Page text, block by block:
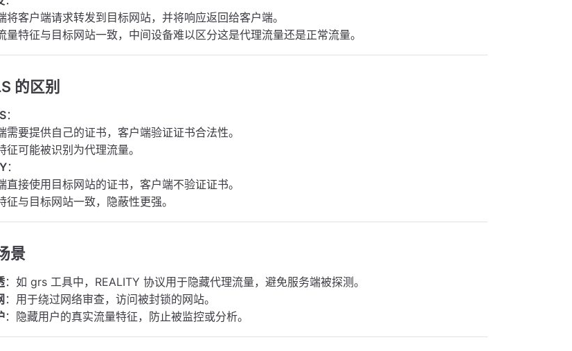
将客户端请求转发到目标网站，并将响应返回给客户端。
量特征与目标网站一致，中间设备难以区分这是代理流量还是正常流量。
的区别
：
需要提供自己的证书，客户端验证证书合法性。
征可能被识别为代理流量。
：
直接使用目标网站的证书，客户端不验证证书。
征与目标网站一致，隐蔽性更强。
景
：如 grs 工具中，REALITY 协议用于隐藏代理流量，避免服务端被探测。
：用于绕过网络审查，访问被封锁的网站。
：隐藏用户的真实流量特征，防止被监控或分析。